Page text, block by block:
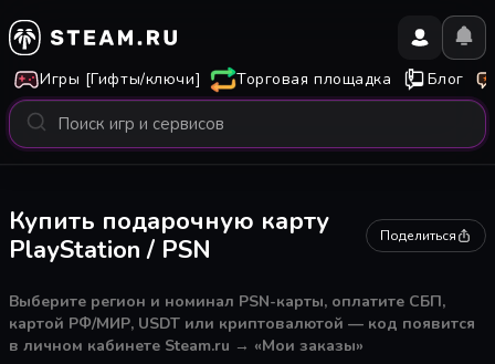
Игры [Гифты/ключи] Торговая площадка Блог
Купить подарочную карту
PlayStation / PSN
Поделиться
Выберите регион и номинал PSN-карты, оплатите СБП,
картой РФ/МИР, USDT или криптовалютой — код появится
в личном кабинете Steam.ru → «Мои заказы»